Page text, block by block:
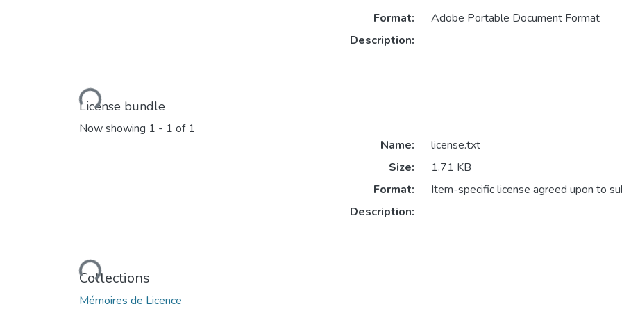
Loading...
Format:
Adobe Portable Document Format
Description:
License bundle
Now showing 1 - 1 of 1
Loading...
Name:
license.txt
Size:
1.71 KB
Format:
Item-specific license agreed upon to
Description:
Collections
Mémoires de Licence